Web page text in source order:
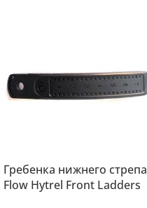
Гребенка нижнего стрепа
Flow Hytrel Front Ladders